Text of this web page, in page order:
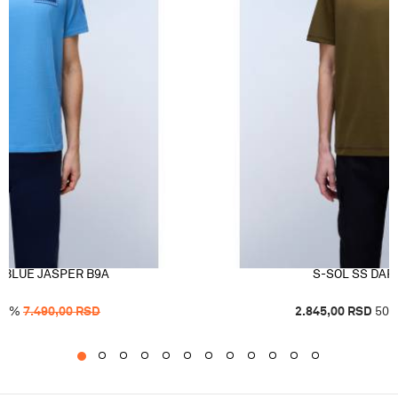
JASPER B9A
% 7.490,00RSD
S-SOL SS
2.845,00 RSD 50
10 11